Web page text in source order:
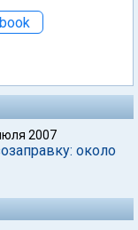
2007
около